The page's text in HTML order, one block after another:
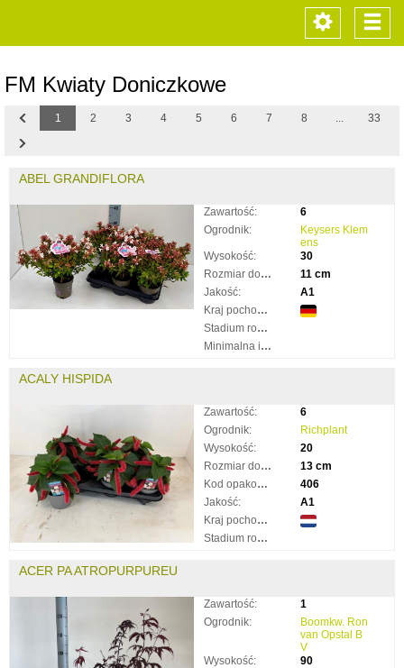
Toggle
navigation
FM Kwiaty Doniczkowe
Previous
1 2 3 4 5 6 7 8 ...
33
Next
ABEL GRANDIFLORA
Zawartość:
6
Ogrodnik:
Keysers Klem
ens
Wysokość:
30
Rozmiar doniczki:
11 cm
Jakość:
A1
Kraj pochodzenia:
Stadium rozkwitnięcia:
Minimalna ilość taków:
ACALY HISPIDA
Zawartość:
6
Ogrodnik:
Richplant
Wysokość:
20
Rozmiar doniczki:
13 cm
Kod opakowania:
406
Jakość:
A1
Kraj pochodzenia:
Stadium rozkwitnięcia:
ACER PA ATROPURPUREU
Zawartość:
1
Ogrodnik:
Boomkw. Ron
van Opstal B
V
Wysokość:
90